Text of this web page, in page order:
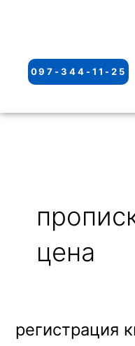
097-344-11-25
цена
регистрация
регистрация